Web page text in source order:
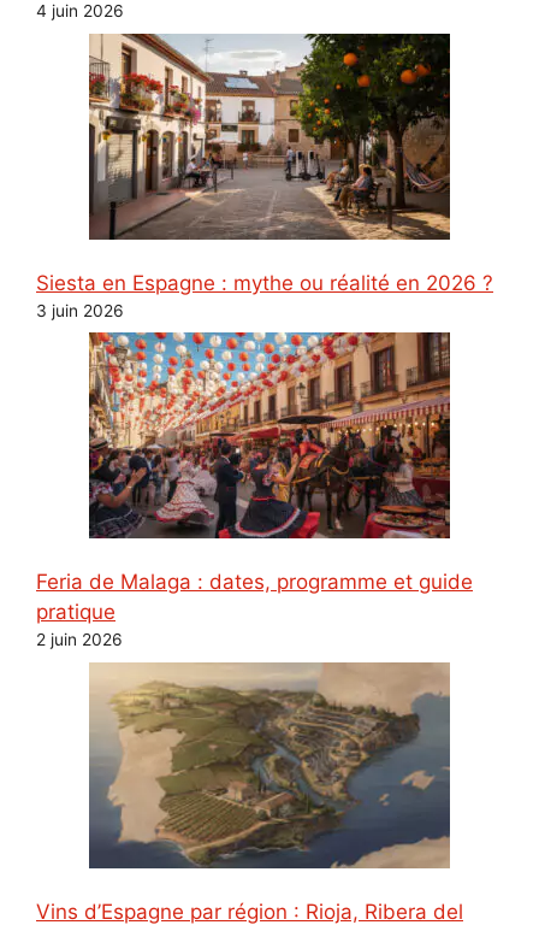
4 juin 2026
Siesta en Espagne : mythe ou réalité en 2026 ?
3 juin 2026
Feria de Malaga : dates, programme et guide
pratique
2 juin 2026
Vins d’Espagne par région : Rioja, Ribera del